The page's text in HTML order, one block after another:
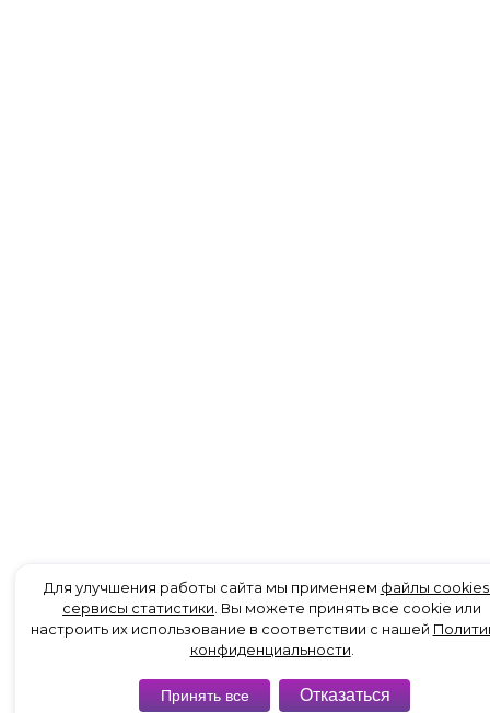
Для улучшения работы сайта мы применяем файлы cookies
сервисы статистики. Вы можете принять все cookie или
настроить их использование в соответствии с нашей
конфиденциальности.
Принять все Отказаться